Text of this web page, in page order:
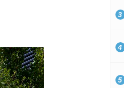
3
4
5